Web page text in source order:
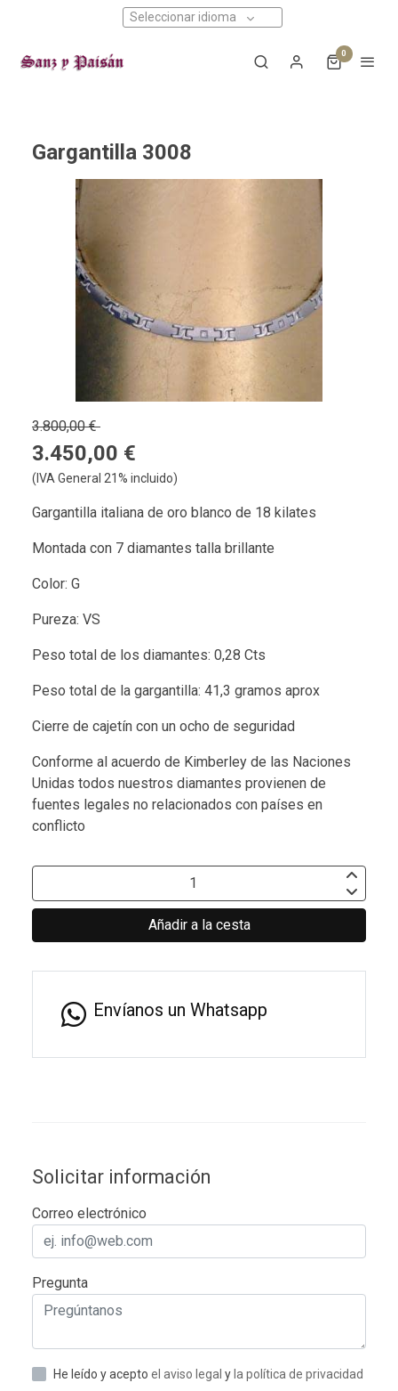
Seleccionar idioma
0
Gargantilla 3008
3.800,00 €
3.450,00 €
(IVA General 21% incluido)
Gargantilla italiana de oro blanco de 18 kilates
Montada con 7 diamantes talla brillante
Color: G
Pureza: VS
Peso total de los diamantes: 0,28 Cts
Peso total de la gargantilla: 41,3 gramos aprox
Cierre de cajetín con un ocho de seguridad
Conforme al acuerdo de Kimberley de las Naciones
Unidas todos nuestros diamantes provienen de
fuentes legales no relacionados con países en
conflicto
Añadir a la cesta
Envíanos un Whatsapp
Solicitar información
Correo electrónico
Pregunta
He leído y acepto el aviso legal y la política de privacidad